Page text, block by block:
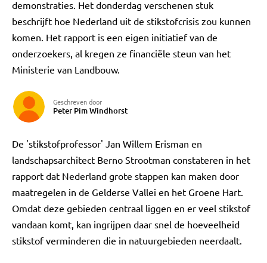
demonstraties. Het donderdag verschenen stuk
beschrijft hoe Nederland uit de stikstofcrisis zou kunnen
komen. Het rapport is een eigen initiatief van de
onderzoekers, al kregen ze financiële steun van het
Ministerie van Landbouw.
Geschreven door
Peter Pim Windhorst
De 'stikstofprofessor' Jan Willem Erisman en
landschapsarchitect Berno Strootman constateren in het
rapport dat Nederland grote stappen kan maken door
maatregelen in de Gelderse Vallei en het Groene Hart.
Omdat deze gebieden centraal liggen en er veel stikstof
vandaan komt, kan ingrijpen daar snel de hoeveelheid
stikstof verminderen die in natuurgebieden neerdaalt.